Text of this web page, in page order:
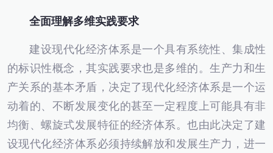
全面理解多维实践要求
建设现代化经济体系是一个具有系统性、集成性
的标识性概念，其实践要求也是多维的。生产力和生
产关系的基本矛盾，决定了现代化经济体系是一个运
动着的、不断发展变化的甚至一定程度上可能具有非
均衡、螺旋式发展特征的经济体系。也由此决定了建
设现代化经济体系必须持续解放和发展生产力，进一